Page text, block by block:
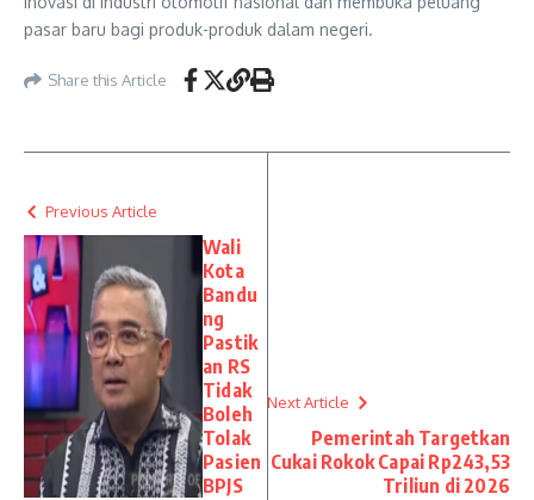
pasar baru bagi produk-produk dalam negeri.
Share this Article
Previous Article
Wali
Kota
Bandu
ng
Pastik
an RS
Tidak
Boleh
Tolak
Pasien
BPJS
Next Article
Pemerintah Targetkan
Cukai Rokok Capai Rp243,53
Triliun di 2026